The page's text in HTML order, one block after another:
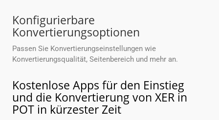
Konfigurierbare
Konvertierungsoptionen
Passen Sie Konvertierungseinstellungen wie
Konvertierungsqualität, Seitenbereich und mehr an.
Kostenlose Apps für den Einstieg
und die Konvertierung von XER in
POT in kürzester Zeit